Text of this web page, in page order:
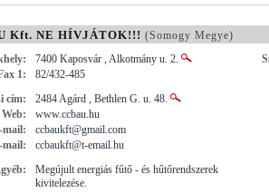
Kft. NE HÍVJÁTOK!!! (Somogy Megye)
7400 Kaposvár , Alkotmány u. 2.
1:
82/432-485
cím:
2484 Agárd , Bethlen G. u. 48.
Web:
www.ccbau.hu
mail:
ccbaukft@gmail.com
mail:
ccbaukft@t-email.hu
Megújult energiás fűtő - és hűtőrendszerek
kivitelezése.